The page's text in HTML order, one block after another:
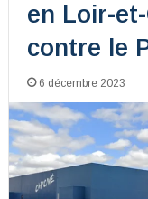
en Loir-
contre le
6 décembre 2023